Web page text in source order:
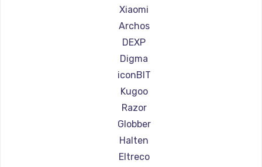
Ремонт самокатов Joyor
Ремонт самокатов Minimotors
Ремонт самокатов Bork
Ремонт самокатов Segway
Ремонт самокатов KIRIN
Xiaomi
Archos
DEXP
Digma
iconBIT
Kugoo
Razor
Globber
Halten
Eltreco